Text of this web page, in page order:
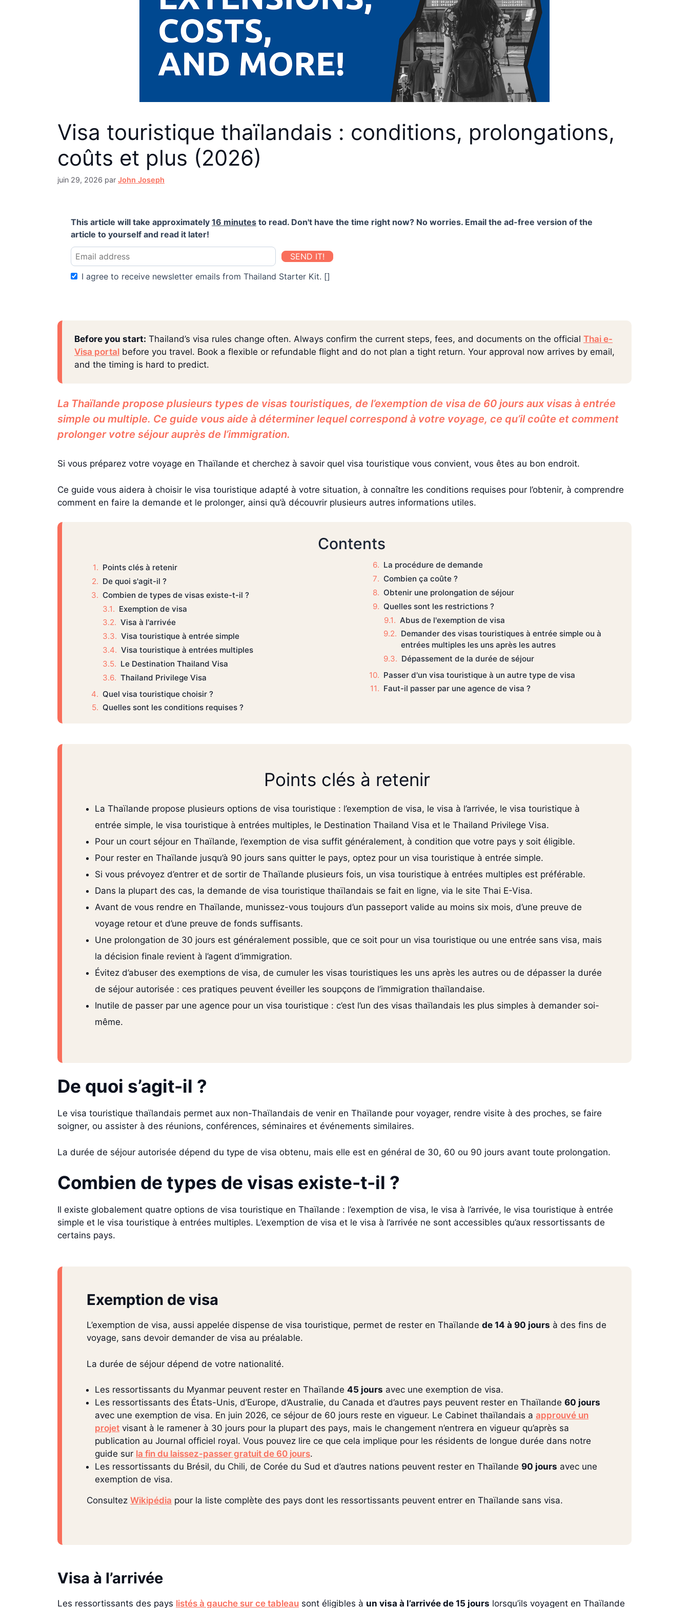
Visa touristique thaïlandais : conditions, prolongations,
coûts et plus (2026)
juin 29, 2026 par John Joseph
This article will take approximately 16 minutes to read. Don't have the time right now? No worries. Email the ad-free version of the
article to yourself and read it later!
SEND IT!
I agree to receive newsletter emails from Thailand Starter Kit. []
Before you start: Thailand’s visa rules change often. Always confirm the current steps, fees, and documents on the official Thai e-
Visa portal before you travel. Book a flexible or refundable flight and do not plan a tight return. Your approval now arrives by email,
and the timing is hard to predict.
La Thaïlande propose plusieurs types de visas touristiques, de l’exemption de visa de 60 jours aux visas à entrée
simple ou multiple. Ce guide vous aide à déterminer lequel correspond à votre voyage, ce qu’il coûte et comment
prolonger votre séjour auprès de l’immigration.
Si vous préparez votre voyage en Thaïlande et cherchez à savoir quel visa touristique vous convient, vous êtes au bon endroit.
Ce guide vous aidera à choisir le visa touristique adapté à votre situation, à connaître les conditions requises pour l’obtenir, à comprendre
comment en faire la demande et le prolonger, ainsi qu’à découvrir plusieurs autres informations utiles.
Contents
Points clés à retenir
De quoi s'agit-il ?
Combien de types de visas existe-t-il ?
Exemption de visa
Visa à l'arrivée
Visa touristique à entrée simple
Visa touristique à entrées multiples
Le Destination Thailand Visa
Thailand Privilege Visa
Quel visa touristique choisir ?
Quelles sont les conditions requises ?
La procédure de demande
Combien ça coûte ?
Obtenir une prolongation de séjour
Quelles sont les restrictions ?
Abus de l'exemption de visa
Demander des visas touristiques à entrée simple ou à
entrées multiples les uns après les autres
Dépassement de la durée de séjour
Passer d'un visa touristique à un autre type de visa
Faut-il passer par une agence de visa ?
Points clés à retenir
La Thaïlande propose plusieurs options de visa touristique : l’exemption de visa, le visa à l’arrivée, le visa touristique à
entrée simple, le visa touristique à entrées multiples, le Destination Thailand Visa et le Thailand Privilege Visa.
Pour un court séjour en Thaïlande, l’exemption de visa suffit généralement, à condition que votre pays y soit éligible.
Pour rester en Thaïlande jusqu’à 90 jours sans quitter le pays, optez pour un visa touristique à entrée simple.
Si vous prévoyez d’entrer et de sortir de Thaïlande plusieurs fois, un visa touristique à entrées multiples est préférable.
Dans la plupart des cas, la demande de visa touristique thaïlandais se fait en ligne, via le site Thai E-Visa.
Avant de vous rendre en Thaïlande, munissez-vous toujours d’un passeport valide au moins six mois, d’une preuve de
voyage retour et d’une preuve de fonds suffisants.
Une prolongation de 30 jours est généralement possible, que ce soit pour un visa touristique ou une entrée sans visa, mais
la décision finale revient à l’agent d’immigration.
Évitez d’abuser des exemptions de visa, de cumuler les visas touristiques les uns après les autres ou de dépasser la durée
de séjour autorisée : ces pratiques peuvent éveiller les soupçons de l’immigration thaïlandaise.
Inutile de passer par une agence pour un visa touristique : c’est l’un des visas thaïlandais les plus simples à demander soi-
même.
De quoi s’agit-il ?
Le visa touristique thaïlandais permet aux non-Thaïlandais de venir en Thaïlande pour voyager, rendre visite à des proches, se faire
soigner, ou assister à des réunions, conférences, séminaires et événements similaires.
La durée de séjour autorisée dépend du type de visa obtenu, mais elle est en général de 30, 60 ou 90 jours avant toute prolongation.
Combien de types de visas existe-t-il ?
Il existe globalement quatre options de visa touristique en Thaïlande : l’exemption de visa, le visa à l’arrivée, le visa touristique à entrée
simple et le visa touristique à entrées multiples. L’exemption de visa et le visa à l’arrivée ne sont accessibles qu’aux ressortissants de
certains pays.
Exemption de visa
L’exemption de visa, aussi appelée dispense de visa touristique, permet de rester en Thaïlande de 14 à 90 jours à des fins de
voyage, sans devoir demander de visa au préalable.
La durée de séjour dépend de votre nationalité.
Les ressortissants du Myanmar peuvent rester en Thaïlande 45 jours avec une exemption de visa.
Les ressortissants des États-Unis, d’Europe, d’Australie, du Canada et d’autres pays peuvent rester en Thaïlande 60 jours
avec une exemption de visa. En juin 2026, ce séjour de 60 jours reste en vigueur. Le Cabinet thaïlandais a approuvé un
projet visant à le ramener à 30 jours pour la plupart des pays, mais le changement n’entrera en vigueur qu’après sa
publication au Journal officiel royal. Vous pouvez lire ce que cela implique pour les résidents de longue durée dans notre
guide sur la fin du laissez-passer gratuit de 60 jours.
Les ressortissants du Brésil, du Chili, de Corée du Sud et d’autres nations peuvent rester en Thaïlande 90 jours avec une
exemption de visa.
Consultez Wikipédia pour la liste complète des pays dont les ressortissants peuvent entrer en Thaïlande sans visa.
Visa à l’arrivée
Les ressortissants des pays listés à gauche sur ce tableau sont éligibles à un visa à l’arrivée de 15 jours lorsqu’ils voyagent en Thaïlande